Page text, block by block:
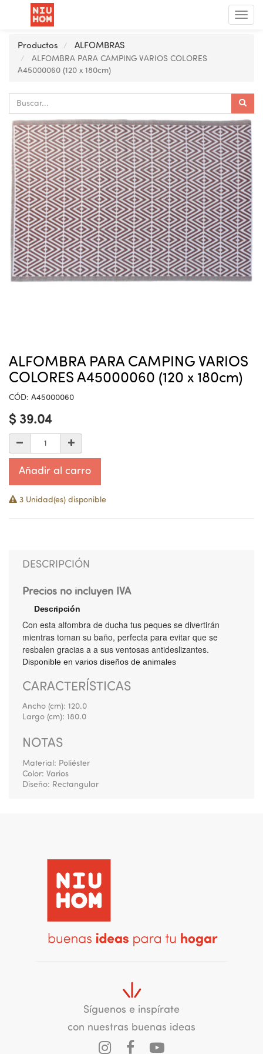
Menú
de
Productos
ALFOMBRAS
ALFOMBRA PARA CAMPING VARIOS COLORES
A45000060 (120 x 180cm)
ALFOMBRA PARA CAMPING VARIOS
COLORES A45000060 (120 x 180cm)
CÓD: A45000060
$ 39.04
Añadir al carro
3 Unidad(es) disponible
DESCRIPCIÓN
Precios no incluyen IVA
Descripción
Con esta alfombra de ducha tus peques se divertirán
mientras toman su baño, perfecta para evitar que se
resbalen gracias a a sus ventosas antideslizantes.
Disponible en varios diseños de animales
CARACTERÍSTICAS
Ancho (cm): 120.0
Largo (cm): 180.0
NOTAS
Material: Poliéster
Color: Varios
Diseño: Rectangular
Síguenos e inspírate
con nuestras buenas ideas